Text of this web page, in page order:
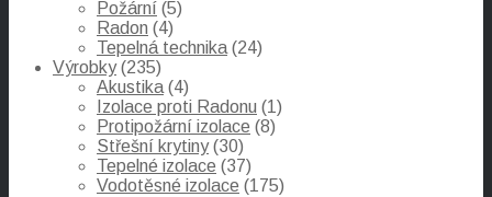
Požární (5)
Radon (4)
Tepelná technika (24)
Výrobky(235)
Akustika (4)
Izolace proti Radonu (1)
Protipožární izolace (8)
Střešní krytiny(30)
Tepelné izolace (37)
Vodotěsné izolace (175)